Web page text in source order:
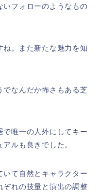
いフォローのようなもの
ね。また新たな魅力を知
でなんだか怖さもある芝
唯一の人外にしてキー
ルも良きでした。
いて自然とキャラクター
ぞれの技量と演出の調整